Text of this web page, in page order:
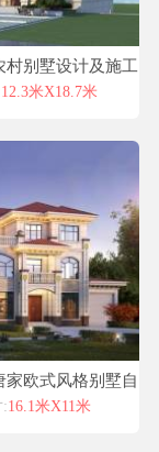
村别墅设计及施工
套图纸
12.3米X18.7米
家欧式风格别墅自
纸喜天下建筑设计
:16.1米X11米